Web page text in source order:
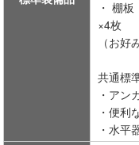
・ 棚
×4枚
（お
共通標
・アン
・便利
・水平